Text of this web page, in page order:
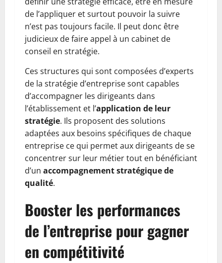
de l’appliquer et surtout pouvoir la suivre
n’est pas toujours facile. Il peut donc être
judicieux de faire appel à un cabinet de
conseil en stratégie.
Ces structures qui sont composées d’experts
de la stratégie d’entreprise sont capables
d’accompagner les dirigeants dans
l’établissement et l’application de leur
stratégie. Ils proposent des solutions
adaptées aux besoins spécifiques de chaque
entreprise ce qui permet aux dirigeants de se
concentrer sur leur métier tout en bénéficiant
d’un accompagnement stratégique de
qualité.
Booster les performances
de l’entreprise pour gagner
en compétitivité